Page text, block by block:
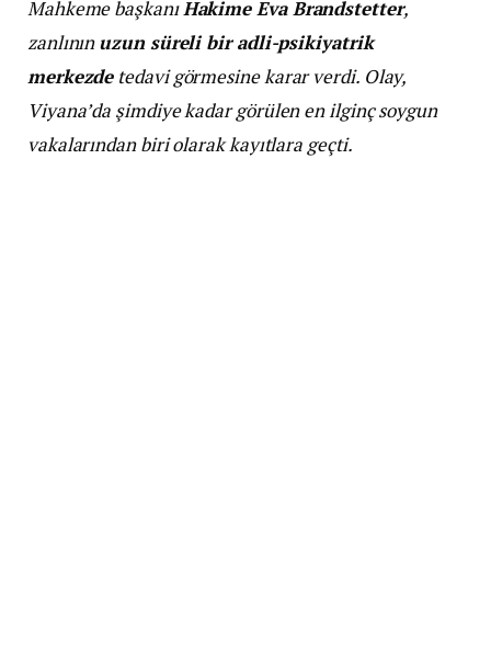
Mahkeme başkanıHakime Eva Brandstetter,
zanlınınuzun süreli bir adli-psikiyatrik
merkezdetedavi görmesine karar verdi. Olay,
Viyana’da şimdiye kadar görülen en ilginç soygun
vakalarından biri olarak kayıtlara geçti.